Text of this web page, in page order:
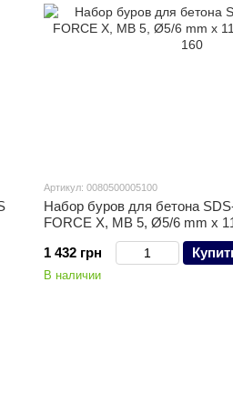
Артикул: 0080500005100
Набор буров для бетона
FORCE X, MB 5, Ø5/6 mm x
1 432 грн
В наличии